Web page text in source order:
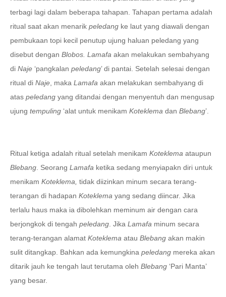
terbagi lagi dalam beberapa tahapan. Tahapan pertama adalah
ritual saat akan menarik peledang ke laut yang diawali dengan
pembukaan topi kecil penutup ujung haluan peledang yang
disebut dengan Blobos. Lamafa akan melakukan sembahyang
di Naje ‘pangkalan peledang’ di pantai. Setelah selesai dengan
ritual di Naje, maka Lamafa akan melakukan sembahyang di
atas peledang yang ditandai dengan menyentuh dan mengusap
ujung tempuling ‘alat untuk menikam Koteklema dan Blebang’.
Ritual ketiga adalah ritual setelah menikam Koteklema ataupun
Blebang. Seorang Lamafa ketika sedang menyiapakn diri untuk
menikam Koteklema, tidak diizinkan minum secara terang-
terangan di hadapan Koteklema yang sedang diincar. Jika
terlalu haus maka ia dibolehkan meminum air dengan cara
berjongkok di tengah peledang. Jika Lamafa minum secara
terang-terangan alamat Koteklema atau Blebang akan makin
sulit ditangkap. Bahkan ada kemungkina peledang mereka akan
ditarik jauh ke tengah laut terutama oleh Blebang ‘Pari Manta’
yang besar.